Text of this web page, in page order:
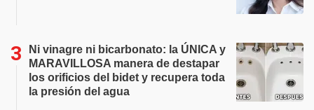
Ni vinagre ni bicarbonato: la ÚNICA y
MARAVILLOSA manera de destapar
los orificios del bidet y recupera toda
la presión del agua